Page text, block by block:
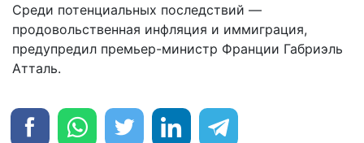
Среди потенциальных последствий —
продовольственная инфляция и иммиграция,
предупредил премьер-министр Франции Габриэль
Атталь.